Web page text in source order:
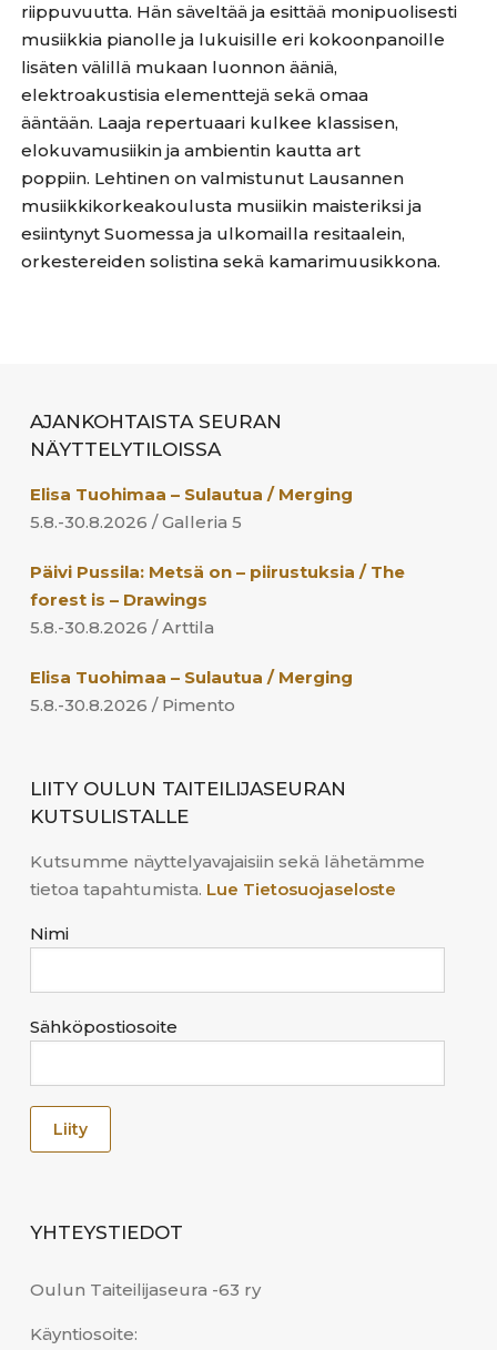
riippuvuutta. Hän säveltää ja esittää monipuolisesti
musiikkia pianolle ja lukuisille eri kokoonpanoille
lisäten välillä mukaan luonnon ääniä,
elektroakustisia elementtejä sekä omaa
ääntään. Laaja repertuaari kulkee klassisen,
elokuvamusiikin ja ambientin kautta art
poppiin. Lehtinen on valmistunut Lausannen
musiikkikorkeakoulusta musiikin maisteriksi ja
esiintynyt Suomessa ja ulkomailla resitaalein,
orkestereiden solistina sekä kamarimuusikkona.
AJANKOHTAISTA SEURAN
NÄYTTELYTILOISSA
Elisa Tuohimaa – Sulautua / Merging
5.8.-30.8.2026 / Galleria 5
Päivi Pussila: Metsä on – piirustuksia / The
forest is – Drawings
5.8.-30.8.2026 / Arttila
Elisa Tuohimaa – Sulautua / Merging
5.8.-30.8.2026 / Pimento
LIITY OULUN TAITEILIJASEURAN
KUTSULISTALLE
Kutsumme näyttelyavajaisiin sekä lähetämme
tietoa tapahtumista. Lue Tietosuojaseloste
Nimi
Sähköpostiosoite
YHTEYSTIEDOT
Oulun Taiteilijaseura -63 ry
Käyntiosoite: